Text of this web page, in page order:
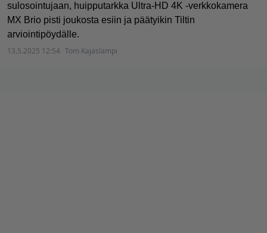
sulosointujaan, huipputarkka Ultra-HD 4K -verkkokamera
MX Brio pisti joukosta esiin ja päätyikin Tiltin
arviointipöydälle.
13.5.2025 12:54 Tom Kajaslampi